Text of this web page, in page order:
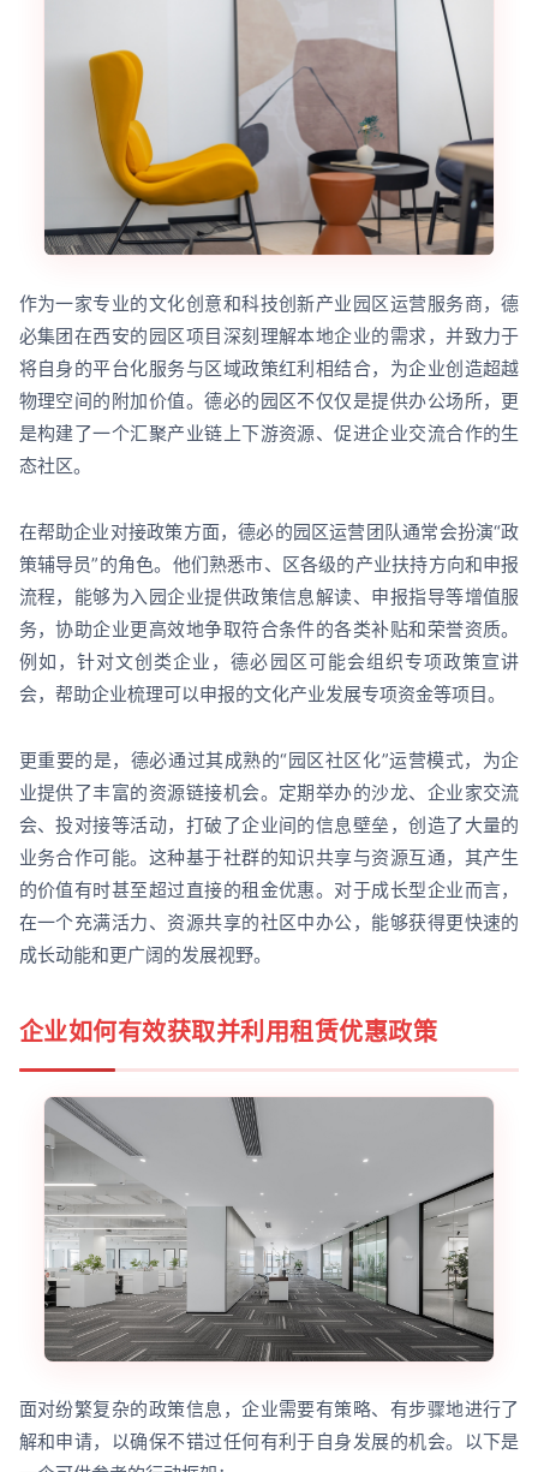
作为一家专业的文化创意和科技创新产业园区运营服务商，德
必集团在西安的园区项目深刻理解本地企业的需求，并致力于
将自身的平台化服务与区域政策红利相结合，为企业创造超越
物理空间的附加价值。德必的园区不仅仅是提供办公场所，更
是构建了一个汇聚产业链上下游资源、促进企业交流合作的生
态社区。
在帮助企业对接政策方面，德必的园区运营团队通常会扮演“政
策辅导员”的角色。他们熟悉市、区各级的产业扶持方向和申报
流程，能够为入园企业提供政策信息解读、申报指导等增值服
务，协助企业更高效地争取符合条件的各类补贴和荣誉资质。
例如，针对文创类企业，德必园区可能会组织专项政策宣讲
会，帮助企业梳理可以申报的文化产业发展专项资金等项目。
更重要的是，德必通过其成熟的“园区社区化”运营模式，为企
业提供了丰富的资源链接机会。定期举办的沙龙、企业家交流
会、投对接等活动，打破了企业间的信息壁垒，创造了大量的
业务合作可能。这种基于社群的知识共享与资源互通，其产生
的价值有时甚至超过直接的租金优惠。对于成长型企业而言，
在一个充满活力、资源共享的社区中办公，能够获得更快速的
成长动能和更广阔的发展视野。
企业如何有效获取并利用租赁优惠政策
面对纷繁复杂的政策信息，企业需要有策略、有步骤地进行了
解和申请，以确保不错过任何有利于自身发展的机会。以下是